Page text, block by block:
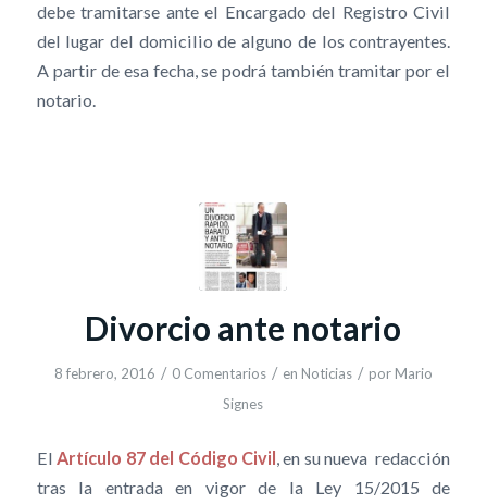
debe tramitarse ante el Encargado del Registro Civil
del lugar del domicilio de alguno de los contrayentes.
A partir de esa fecha, se podrá también tramitar por el
notario.
Divorcio ante notario
8 febrero, 2016 / 0 Comentarios / en Noticias / por Mario
Signes
El Artículo 87 del Código Civil , en su nueva redacción
tras la entrada en vigor de la Ley 15/2015 de